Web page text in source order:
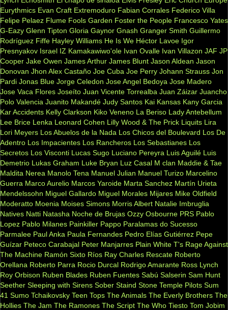
Eurythmics Evan Craft Extremoduro Fabian Corrales Federico Villa
Felipe Pelaez Flume Fools Garden Foster the People Francesco Yates
G-Eazy Glenn Tipton Gloria Gaynor Gnash Granger Smith Guillermo
Rodríguez Fiffe Hayley Williams He Is We Héctor Lavoe Igor
Presnyakov Israel IZ Kamakawiwo'ole Ivan Ovalle Ivan Villazon JAF JP
Cooper Jake Owen James Arthur James Blunt Jason Aldean Jason
Donovan Jhon Alex Castaño Joe Cuba Joe Perry Johann Strauss Jon
Pardi Jonas Blue Jorge Celedon Jose Angel Bedoya Jose Madero
Jose Vaca Flores Joseíto Juan Vicente Torrealba Juan Záizar Juancho
Polo Valencia Juanito Makandé Judy Santos Kai Kansas Kany Garcia
Kar Accidents Kelly Clarkson Kiko Veneno La Beriso Lady Antebellum
Lee Brice Lenka Leonard Cohen Lilly Wood & The Prick Liquits Lira
Lori Meyers Los Abuelos de la Nada Los Chicos del Boulevard Los De
Adentro Los Impacientes Los Rancheros Los Sebastianes Los
Secretos Los Visconti Lucas Sugo Luciano Pereyra Luis Aguilé Luis
Demetrio Lukas Graham Luke Bryan Luz Casal M clan Maddie & Tae
Maldita Nerea Manolo Tena Manuel Julian Manuel Turizo Marcelino
Guerra Marco Aurelio Marcos Yaroide Marta Sanchez Martín Urieta
Mendelssohn Miguel Gallardo Miguel Morales Mijares Mike Oldfield
Moderatto Moenia Moises Simons Morris Albert Natalie Imbruglia
Natives Natti Natasha Noche de Brujas Ozzy Osbourne PRS Pablo
Lopez Pablo Milanes Painkiller Pappo Paralamas do Sucesso
Parmalee Paul Anka Paula Fernandes Pedro Elías Gutiérrez Pepe
Guízar Peteco Carabajal Peter Manjarres Plain White T's Rage Against
The Machine Ramón Sixto Ríos Ray Charles Rescate Roberto
Orellana Roberto Parra Rocio Durcal Rodrigo Amarante Ross Lynch
Roy Orbison Ruben Blades Ruben Fuentes Sabú Salserin Sam Hunt
Seether Sleeping with Sirens Sober Staind Stone Temple Pilots Sum
41 Sumo Tchaikovsky Teen Tops The Animals The Everly Brothers The
Hollies The Jam The Ramones The Script The Who Tiesto Tom Jobim